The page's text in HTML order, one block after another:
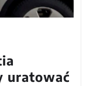
uratować